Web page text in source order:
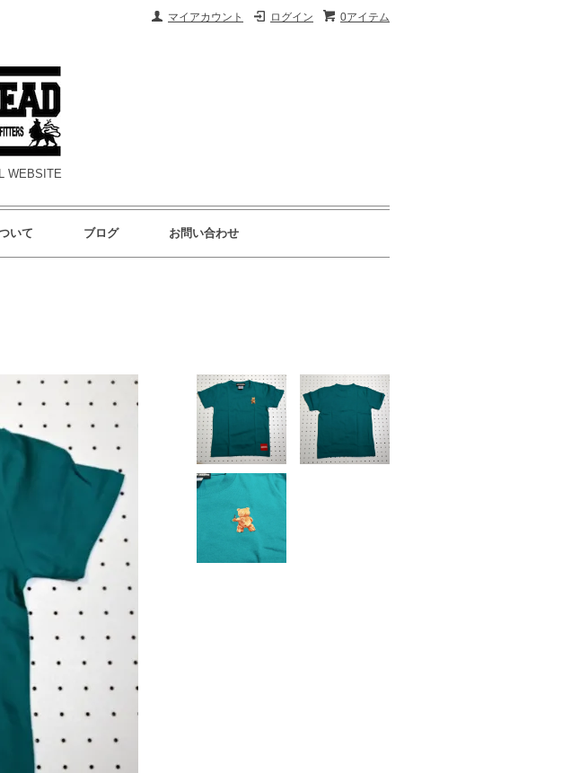
0アイテム
ログイン
マイアカウント
WEBSITE
いて ブログ お問い合わせ